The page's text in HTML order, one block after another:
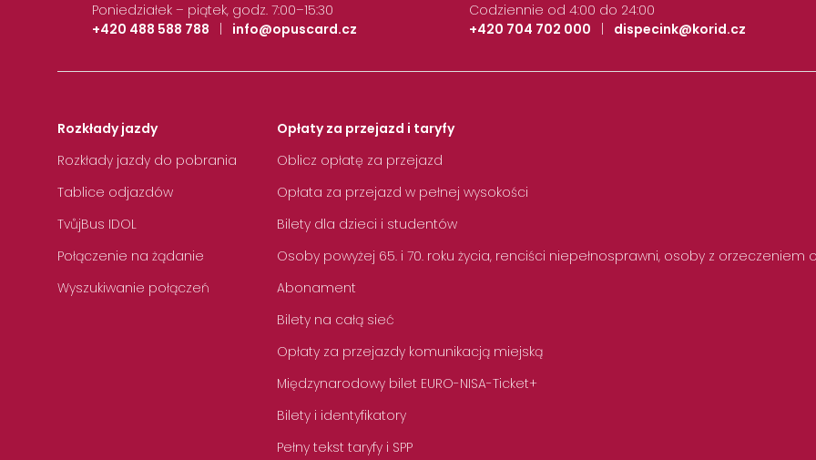
Poniedziałek – piątek, godz. 7:00–15:30
+420 488 588 788
| info@opuscard.cz
Codziennie od 4:00 do 24:00
+420 704 702 000
| dispecink@korid.cz
Rozkłady jazdy
Rozkłady jazdy do pobrania
Tablice odjazdów
TvůjBus IDOL
Połączenie na żądanie
Wyszukiwanie połączeń
Opłaty za przejazd i taryfy
Oblicz opłatę za przejazd
Opłata za przejazd w pełnej wysokości
Bilety dla dzieci i studentów
Osoby powyżej 65. i 70. roku życia, renciści niepełnosprawni, osoby z orzeczeniem
Abonament
Bilety na całą sieć
Opłaty za przejazdy komunikacją miejską
Międzynarodowy bilet EURO-NISA-Ticket+
Bilety i identyfikatory
Pełny tekst taryfy i SPP